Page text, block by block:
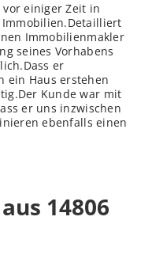
einiger Zeit in
Immobilienmakler
seines Vorhabens
er
ein Haus erstehen
Kunde war mit
er uns inzwischen
ebenfalls einen
14806